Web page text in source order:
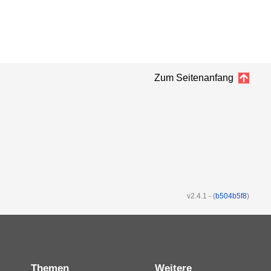
Zum Seitenanfang
v2.4.1 - (b504b5f8)
Themen Weitere